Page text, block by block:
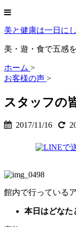
美と健康は一日に
美・遊・食で五感
ホーム >
お客様の声 >
スタッフの
2017/11/16
館内で行っている
本日はどなた